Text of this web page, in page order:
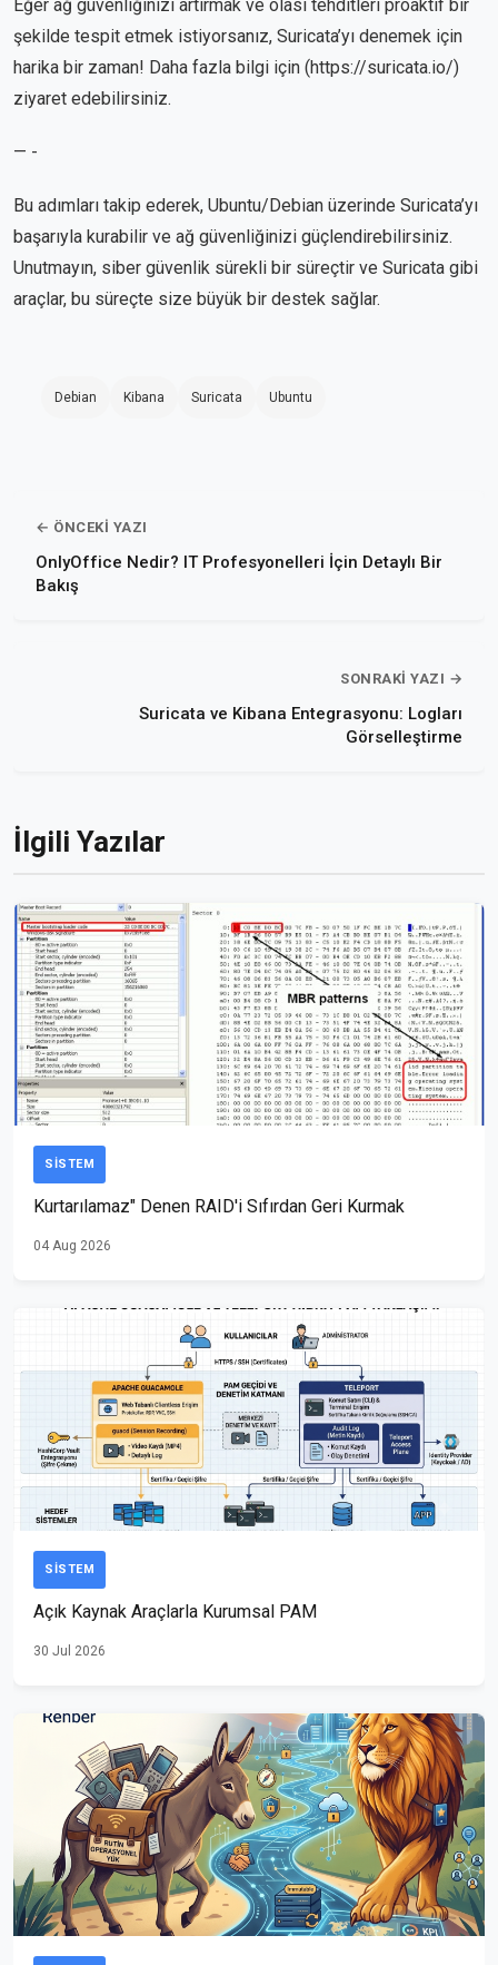
Eğer ağ güvenliğinizi artırmak ve olası tehditleri proaktif bir
şekilde tespit etmek istiyorsanız, Suricata’yı denemek için
harika bir zaman! Daha fazla bilgi için (https://suricata.io/)
ziyaret edebilirsiniz.
— -
Bu adımları takip ederek, Ubuntu/Debian üzerinde Suricata’yı
başarıyla kurabilir ve ağ güvenliğinizi güçlendirebilirsiniz.
Unutmayın, siber güvenlik sürekli bir süreçtir ve Suricata gibi
araçlar, bu süreçte size büyük bir destek sağlar.
Debian Kibana Suricata Ubuntu
← ÖNCEKI YAZI
OnlyOffice Nedir? IT Profesyonelleri İçin Detaylı Bir
Bakış
SONRAKI YAZI →
Suricata ve Kibana Entegrasyonu: Logları
Görselleştirme
İlgili Yazılar
SISTEM
Kurtarılamaz" Denen RAID'i Sıfırdan Geri Kurmak
04 Aug 2026
SISTEM
Açık Kaynak Araçlarla Kurumsal PAM
30 Jul 2026